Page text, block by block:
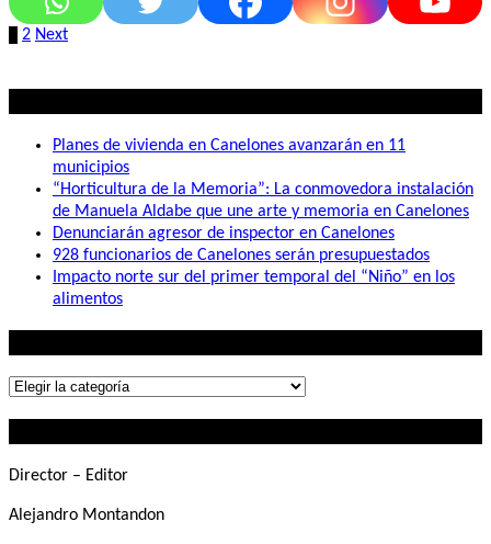
Paginación
2 Next
Planes de vivienda en Canelones avanzarán en 11
municipios
“Horticultura de la Memoria”: La conmovedora instalación
de Manuela Aldabe que une arte y memoria en Canelones
Denunciarán agresor de inspector en Canelones
928 funcionarios de Canelones serán presupuestados
Impacto norte sur del primer temporal del “Niño” en los
alimentos
Lo
Director – Editor
Alejandro Montandon